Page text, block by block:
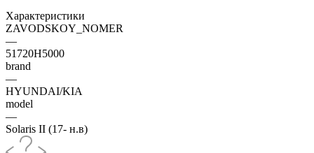
Характеристики
ZAVODSKOY_NOMER
—
51720H5000
brand
—
HYUNDAI/KIA
model
—
Solaris II (17- н.в)